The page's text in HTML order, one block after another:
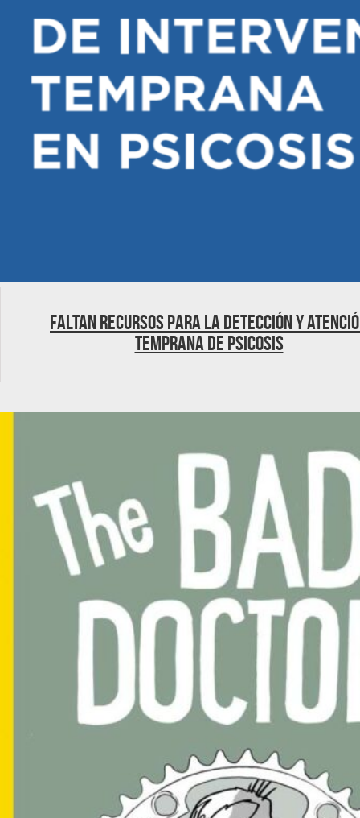
Faltan recursos para la detección y
temprana de psicosis